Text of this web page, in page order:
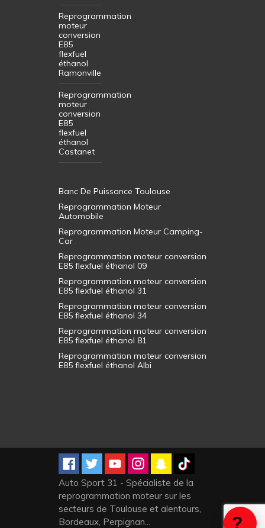
Reprogrammation
moteur
conversion
E85
flexfuel
éthanol
Ramonville
Reprogrammation
moteur
conversion
E85
flexfuel
éthanol
Castanet
Banc De Puissance Toulouse
Reprogrammation Moteur
Automobile
Reprogrammation Moteur Camping-
Car
Reprogrammation moteur conversion
E85 flexfuel éthanol 09
Reprogrammation moteur conversion
E85 flexfuel éthanol 31
Reprogrammation moteur conversion
E85 flexfuel éthanol 34
Reprogrammation moteur conversion
E85 flexfuel éthanol 81
Reprogrammation moteur conversion
E85 flexfuel éthanol Albi
Auto Sport 31 - Spécialiste de la
reprogrammation moteur sur les
secteurs de Toulouse et alentours,
Bordeaux, Perpignan...